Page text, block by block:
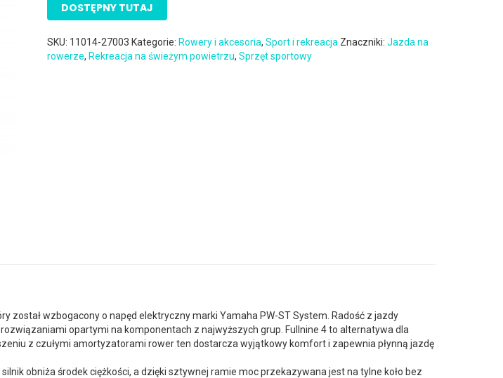
DOSTĘPNY TUTAJ
SKU: 11014-27003 Kategorie: Rowery i akcesoria,Sport i rekreacja Znaczniki:Jazda na
rowerze, Rekreacja na świeżym powietrzu,Sprzęt sportowy
został wzbogacony o napęd elektryczny marki Yamaha PW-ST System. Radość z jazdy
opartymi na komponentach z najwyższych grup. Fullnine 4 to alternatywa dla
z czułymi amortyzatorami rower ten dostarcza wyjątkowy komfort i zapewnia płynną jazdę
obniża środek ciężkości, a dzięki sztywnej ramie moc przekazywana jest na tylne koło bez